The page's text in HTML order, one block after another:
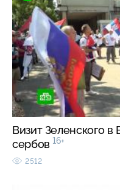
Визит Зеленского в
сербов 16+
2512